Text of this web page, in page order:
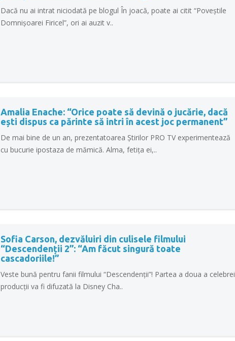
Dacă nu ai intrat niciodată pe blogul În joacă, poate ai citit “Poveștile
Domnișoarei Firicel”, ori ai auzit v..
Amalia Enache: “Orice poate să devină o jucărie, dacă
ești dispus ca părinte să intri în acest joc permanent”
De mai bine de un an, prezentatoarea Știrilor PRO TV experimentează
cu bucurie ipostaza de mămică. Alma, fetița ei,..
Sofia Carson, dezvăluiri din culisele filmului
“Descendenții 2”: “Am făcut singură toate
cascadoriile!”
Veste bună pentru fanii filmului “Descendenții”! Partea a doua a celebrei
producții va fi difuzată la Disney Cha..